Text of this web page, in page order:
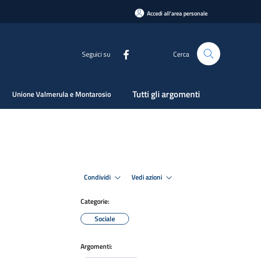
Accedi all'area personale
Seguici su Cerca
Unione Valmerula e Montarosio Tutti gli argomenti
Condividi Vedi azioni
Categorie:
Sociale
Argomenti: